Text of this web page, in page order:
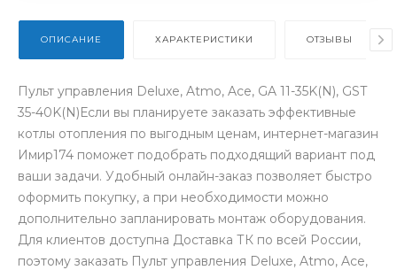
ОПИСАНИЕ ХАРАКТЕРИСТИКИ ОТЗЫВЫ
Пульт управления Deluxe, Atmo, Ace, GA 11-35K(N), GST
35-40K(N)Если вы планируете заказать эффективные
котлы отопления по выгодным ценам, интернет-магазин
Имир174 поможет подобрать подходящий вариант под
ваши задачи. Удобный онлайн-заказ позволяет быстро
оформить покупку, а при необходимости можно
дополнительно запланировать монтаж оборудования.
Для клиентов доступна Доставка ТК по всей России,
поэтому заказать Пульт управления Deluxe, Atmo, Ace,